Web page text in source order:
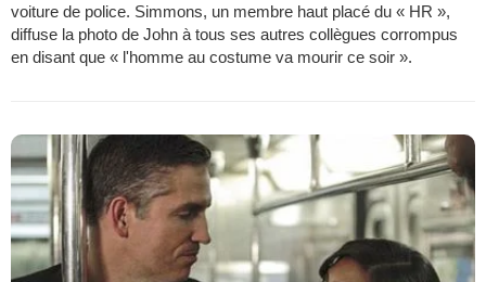
voiture de police. Simmons, un membre haut placé du « HR »,
diffuse la photo de John à tous ses autres collègues corrompus
en disant que « l'homme au costume va mourir ce soir ».